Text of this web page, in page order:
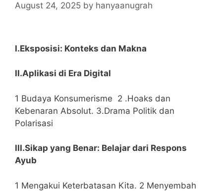
August 24, 2025 by hanyaanugrah
I.Eksposisi: Konteks dan Makna
II.Aplikasi di Era Digital
1 Budaya Konsumerisme 2 .Hoaks dan
Kebenaran Absolut. 3.Drama Politik dan
Polarisasi
III.Sikap yang Benar: Belajar dari Respons
Ayub
1 Mengakui Keterbatasan Kita. 2 Menyembah